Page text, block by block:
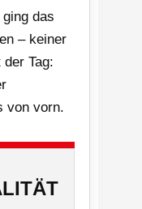
das
– keiner
Tag:
von vorn.